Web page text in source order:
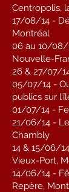
Centropolis,
17/08/14 -
Montréal
06 au 10/08/
Nouvelle-
26 & 27/07/
05/07/14 -
publics sur
01/07/14 -
21/06/14 -
Chambly
14 & 15/06/
Vieux-Port,
14/06/14 -
Repère,